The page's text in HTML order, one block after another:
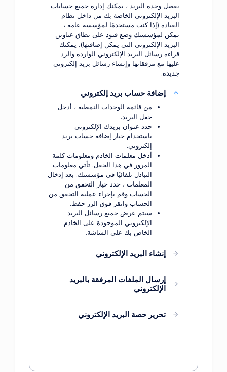
بفضل وحدة البريد ، يمكنك إدارة جميع حسابات
البريد الإلكتروني الخاصة بك من داخل نظام
القيادة (إذا كنت مستخدمًا لمؤسسة عامة ،
يمكن لمؤسستك وضع قيود على نطاق عناوين
البريد الإلكتروني التي يمكن إضافتها). يمكنك
قراءة رسائل البريد الإلكتروني الواردة والرد
عليها مع مرفقاتها وإنشاء رسائل بريد إلكتروني
جديدة.
إضافة حساب بريد إلكتروني
من قائمة الوحدات النمطية ، أدخل
حقل البريد.
حدد عنوان بريدك الإلكتروني
باستخدام خيار إضافة حساب بريد
إلكتروني.
أدخل معلمات الخادم ومعلومات كلمة
المرور في هذا الحقل. تأتي معلومات
التبادل تلقائيًا في مؤسستك. بعد إدخال
المعلمات ، حدد خيار التحقق من
الحساب وقم بإجراء عملية التحقق من
الحساب وانقر فوق الزر حفظ.
سيتم عرض جميع رسائل البريد
الإلكتروني الموجودة على الخادم
الخاص بك على الشاشة.
إنشاء البريد الإلكتروني
إرسال الملفات المرفقة بالبريد
الإلكتروني
تحرير حصة البريد الإلكتروني